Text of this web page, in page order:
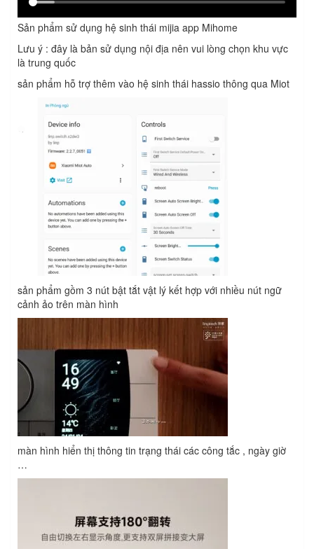
Sản phẩm sử dụng hệ sinh thái mijia app Mihome
Lưu ý : đây là bản sử dụng nội địa nên vui lòng chọn khu vực
là trung quốc
sản phẩm hỗ trợ thêm vào hệ sinh thái hassio thông qua Miot
sản phẩm gồm 3 nút bật tắt vật lý kết hợp với nhiều nút ngữ
cảnh ảo trên màn hình
màn hình hiển thị thông tin trạng thái các công tắc , ngày giờ
…